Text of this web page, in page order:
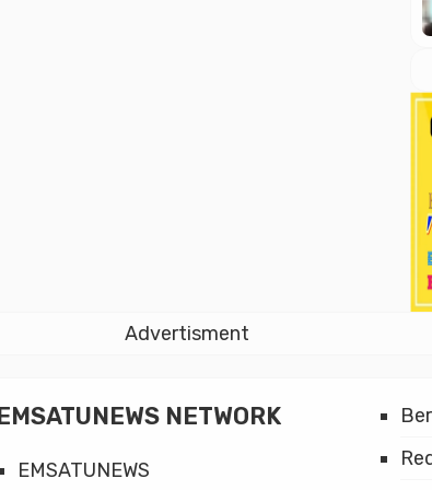
Advertisment
EMSATUNEWS NETWORK
EMSATUNEWS